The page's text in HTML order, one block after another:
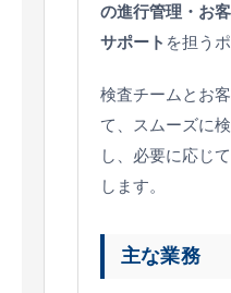
の進行管理・お
サポート を担う
検査チームとお
て、スムーズに
し、必要に応じ
します。
主な業務